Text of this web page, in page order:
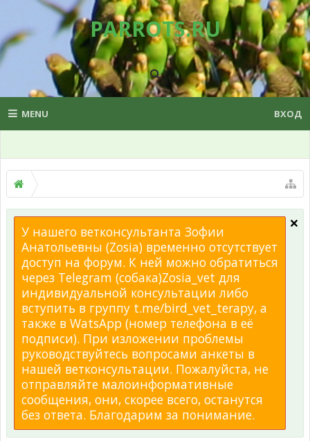
PARROTS.RU
MENU ВХОД
У нашего ветконсультанта Зофии
Анатольевны (Zosia) временно отсутствует
доступ на форум. К ней можно обратиться
через Telegram (собака)Zosia_vet для
индивидуальной консультации либо
вступить в группу t.me/bird_vet_terapy, а
также в WatsApp (номер телефона в её
подписи). При изложении проблемы
руководствуйтесь вопросами анкеты в
нашей ветконсультации. Пожалуйста, не
отправляйте малоинформативные
сообщения, они, скорее всего, останутся
без ответа. Благодарим за понимание.